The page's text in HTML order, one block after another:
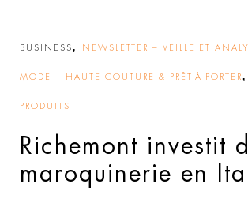
BUSINESS, NEWSLETTER – VEILLE ET
MODE – HAUTE COUTURE & PRÊT-À-PORTER,
PRODUITS
Richemont investit
maroquinerie en